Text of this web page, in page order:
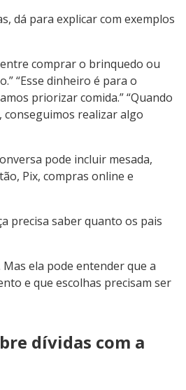
dá para explicar com exemplos
comprar o brinquedo ou
“Esse dinheiro é para o
priorizar comida.” “Quando
conseguimos realizar algo
pode incluir mesada,
Pix, compras online e
precisa saber quanto os pais
ela pode entender que a
e que escolhas precisam ser
dívidas com a